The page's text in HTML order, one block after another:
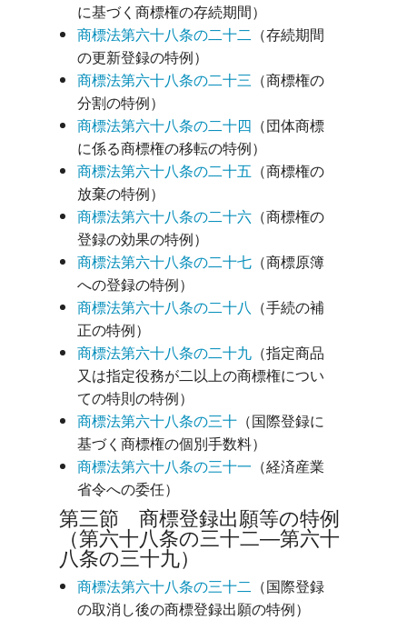
に基づく商標権の存続期間）
商標法第六十八条の二十二 （存続期間
の更新登録の特例）
商標法第六十八条の二十三 （商標権の
分割の特例）
商標法第六十八条の二十四 （団体商標
に係る商標権の移転の特例）
商標法第六十八条の二十五 （商標権の
放棄の特例）
商標法第六十八条の二十六 （商標権の
登録の効果の特例）
商標法第六十八条の二十七 （商標原簿
への登録の特例）
商標法第六十八条の二十八 （手続の補
正の特例）
商標法第六十八条の二十九 （指定商品
又は指定役務が二以上の商標権につい
ての特則の特例）
商標法第六十八条の三十 （国際登録に
基づく商標権の個別手数料）
商標法第六十八条の三十一 （経済産業
省令への委任）
第三節 商標登録出願等の特例
（第六十八条の三十二―第六十
八条の三十九）
商標法第六十八条の三十二 （国際登録
の取消し後の商標登録出願の特例）